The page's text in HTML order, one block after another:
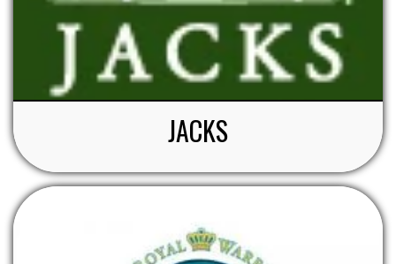
JACKS